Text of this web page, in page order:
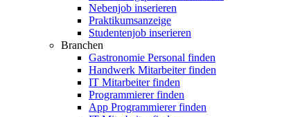
Nebenjob inserieren
Praktikumsanzeige
Studentenjob inserieren
Branchen
Gastronomie Personal finden
Handwerk Mitarbeiter finden
IT Mitarbeiter finden
Programmierer finden
App Programmierer finden